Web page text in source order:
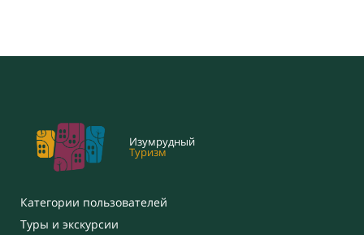
Изумрудный
Туризм
Категории пользователей
Туры и экскурсии